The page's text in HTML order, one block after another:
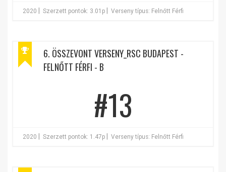
2020 Szerzett pontok: 3.01p Verseny típus: Felnőtt Férfi
6. ÖSSZEVONT VERSENY_RSC BUDAPEST -
FELNŐTT FÉRFI - B
#13
2020 Szerzett pontok: 1.47p Verseny típus: Felnőtt Férfi